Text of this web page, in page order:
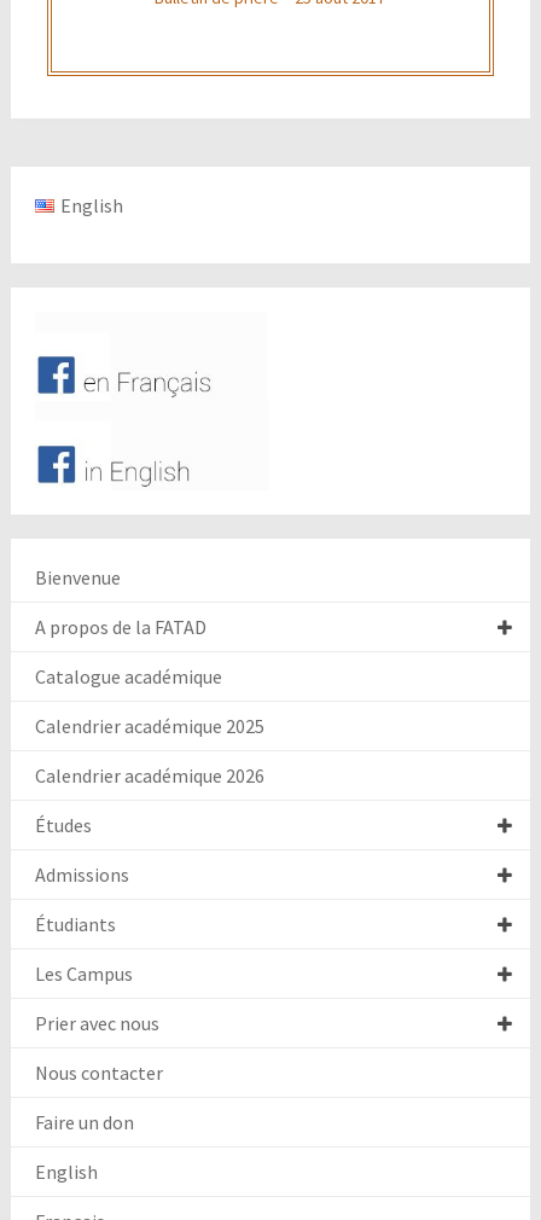
English
Bienvenue
A propos de la FATAD
Catalogue académique
Calendrier académique 2025
Calendrier académique 2026
Études
Admissions
Étudiants
Les Campus
Prier avec nous
Nous contacter
Faire un don
English